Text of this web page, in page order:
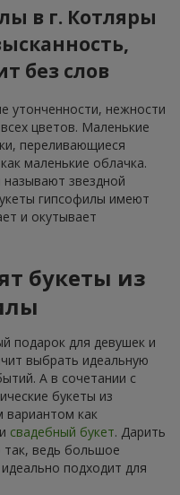
в г. Котляры
без слов
утонченности, нежности
цветов. Маленькие
переливающиеся
маленькие облачка.
звездной
гипсофилы имеют
и окутывает
букеты из
подарок для девушек и
выбрать идеальную
А в сочетании с
букеты из
вариантом как
свадебный букет. Дарить
ведь большое
подходит для